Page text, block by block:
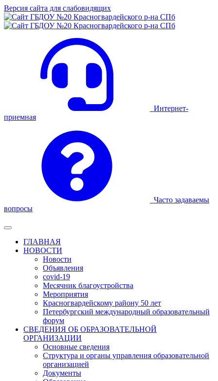
Версия сайта для слабовидящих
Интернет-
приемная
Часто задаваемы
вопросы
ГЛАВНАЯ
НОВОСТИ
Новости
Объявления
covid-19
Месячник благоустройства
Мероприятия
Красногвардейскому району 50 лет
Петербургский международный образовательный
форум
СВЕДЕНИЯ ОБ ОБРАЗОВАТЕЛЬНОЙ
ОРГАНИЗАЦИИ
Основные сведения
Структура и органы управления образовательной
организацией
Документы